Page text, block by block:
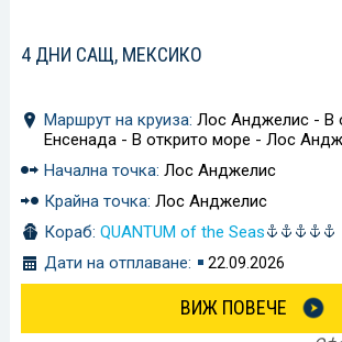
4 ДНИ САЩ, МЕКСИКО
Маршрут на круиза: Лос Анджелис - В
Енсенада - В открито море - Лос
Начална точка: Лос Анджелис
Крайна точка: Лос Анджелис
Кораб: QUANTUM of the Seas
Дати на отплаване:
22.09.2026
ВИЖ ПОВЕЧЕ